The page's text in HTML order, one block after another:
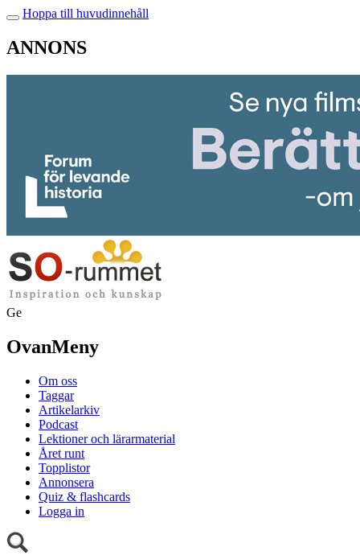
Hoppa till huvudinnehåll
ANNONS
Ge
OvanMeny
Om oss
Taggar
Artikelarkiv
Podcast
Lektioner och lärarmaterial
Året runt
Topplistor
Annonsera
Quiz & flashcards
Logga in